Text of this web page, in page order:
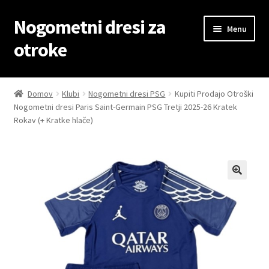
Skip
to
navigation
Skip
to
content
Nogometni dresi za
otroke
Menu
Domov
Blog
Moj račun
Domov Klubi Nogometni dresi PSG
Kupiti Prodajo Otroški
Nogometni dresi Paris Saint-Germain PSG Tretji 2025-26 Kratek
Rokav (+ Kratke hlače)